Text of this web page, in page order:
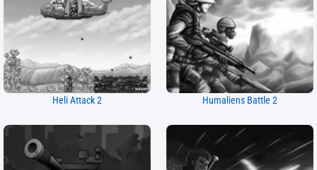
Heli Attack 2 Humaliens Battle 2